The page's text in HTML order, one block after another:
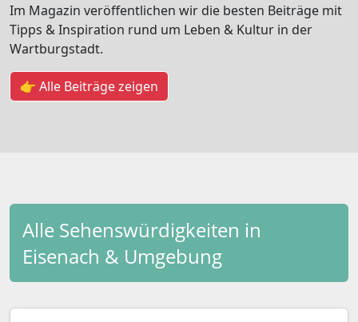
Im Magazin veröffentlichen wir die besten Beiträge mit
Tipps & Inspiration rund um Leben & Kultur in der
Wartburgstadt.
👉 Alle Beiträge zeigen
Alle Sehenswürdigkeiten in
Eisenach & Umgebung